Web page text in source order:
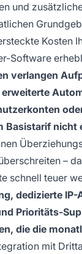
und
Kosten
Software
verlangen
Basistarif nicht
–
schnell teuer
dedizierte IP-
Prioritäts-
die die
mit